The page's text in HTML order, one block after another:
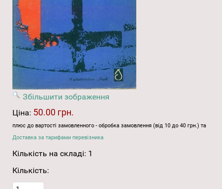
Збільшити зображення
Ціна: 50.00 грн.
плюс до вартості замовленного - обробка замовлення (від 10 до 40 грн.) та
Доставка за тарифами перевізника
Кількість на складі: 1
Кількість: